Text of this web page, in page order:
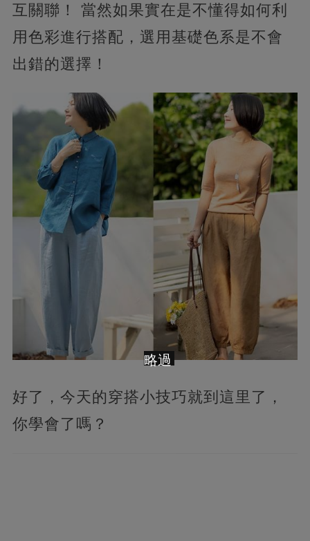
互關聯！ 當然如果實在是不懂得如何利
用色彩進行搭配，選用基礎色系是不會
出錯的選擇！
好了，今天的穿搭小技巧就到這里了，
你學會了嗎？
略過